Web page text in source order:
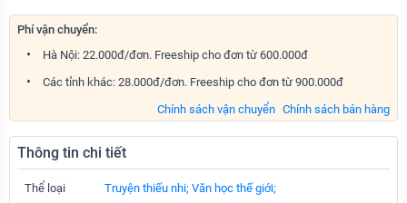
Phí vận chuyển:
Hà Nội: 22.000đ/đơn. Freeship cho đơn từ 600.000đ
Các tỉnh khác: 28.000đ/đơn. Freeship cho đơn từ 900.000đ
Chính sách bán hàng
Chính sách vận chuyển
Thông tin chi tiết
Thể loại Truyện thiếu nhi; Văn học thế giới;